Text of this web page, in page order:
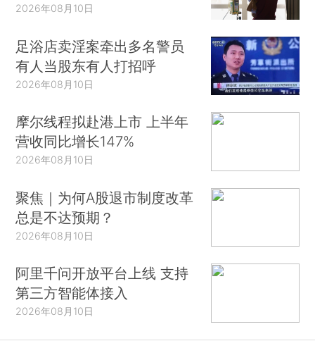
2026年08月10日
足浴店卖淫案牵出多名警员
有人当股东有人打招呼
2026年08月10日
摩尔线程拟赴港上市 上半年
营收同比增长147%
2026年08月10日
聚焦｜为何A股退市制度改革
总是不达预期？
2026年08月10日
阿里千问开放平台上线 支持
第三方智能体接入
2026年08月10日